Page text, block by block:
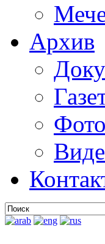
Архив